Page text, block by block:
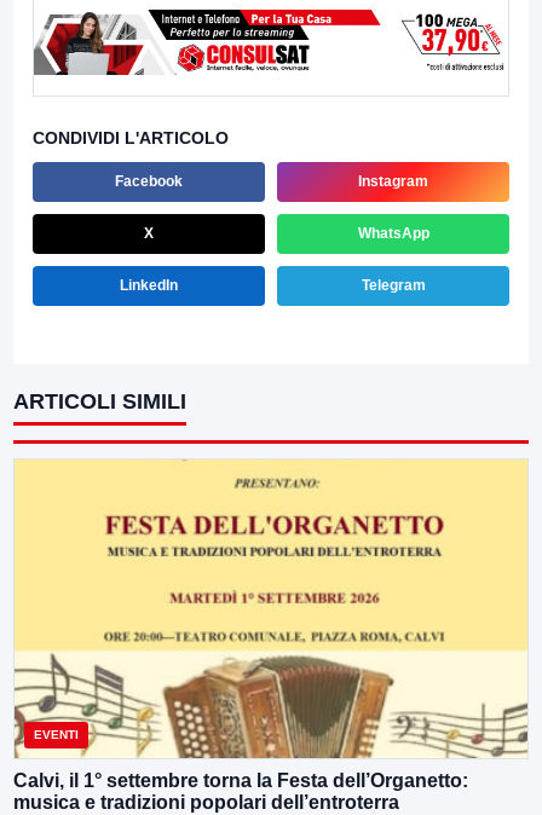
CONDIVIDI L'ARTICOLO
Facebook Instagram
X WhatsApp
LinkedIn Telegram
ARTICOLI SIMILI
EVENTI
Calvi, il 1° settembre torna la Festa dell’Organetto:
musica e tradizioni popolari dell’entroterra